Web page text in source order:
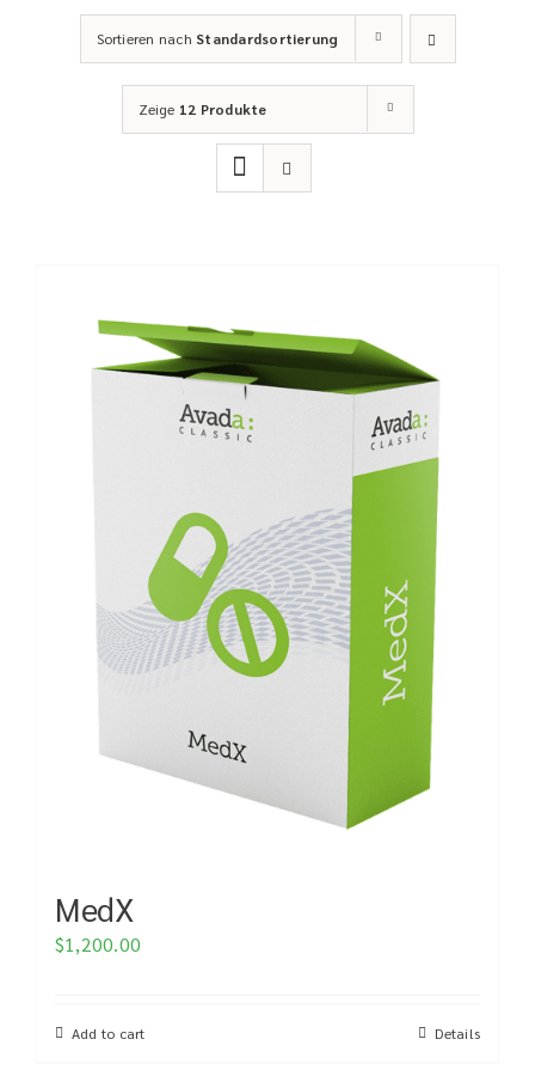
Sortieren nach Standardsortierung
Zeige 12 Produkte
MedX
$1,200.00
Add to cart Details